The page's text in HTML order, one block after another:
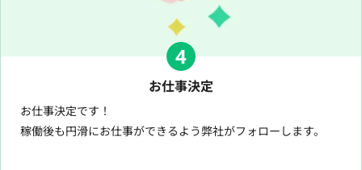
4
お仕事決定
お仕事決定です！
稼働後も円滑にお仕事ができるよう弊社がフォローします。